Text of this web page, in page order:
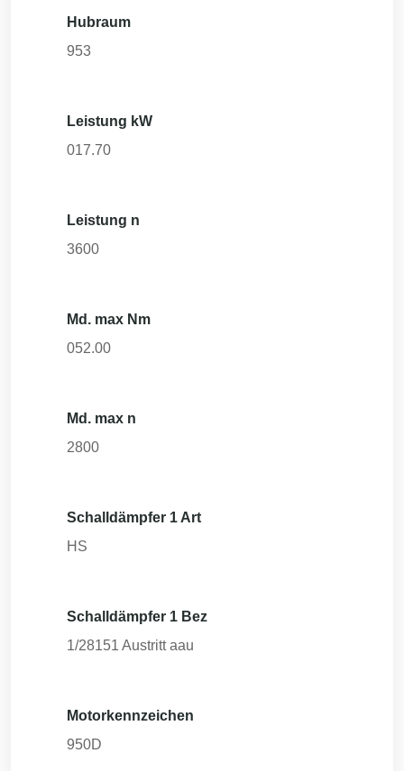
Hubraum
953
Leistung kW
017.70
Leistung n
3600
Md. max Nm
052.00
Md. max n
2800
Schalldämpfer 1 Art
HS
Schalldämpfer 1 Bez
1/28151 Austritt aau
Motorkennzeichen
950D